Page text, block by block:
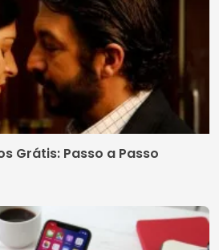
Grátis: Passo a Passo